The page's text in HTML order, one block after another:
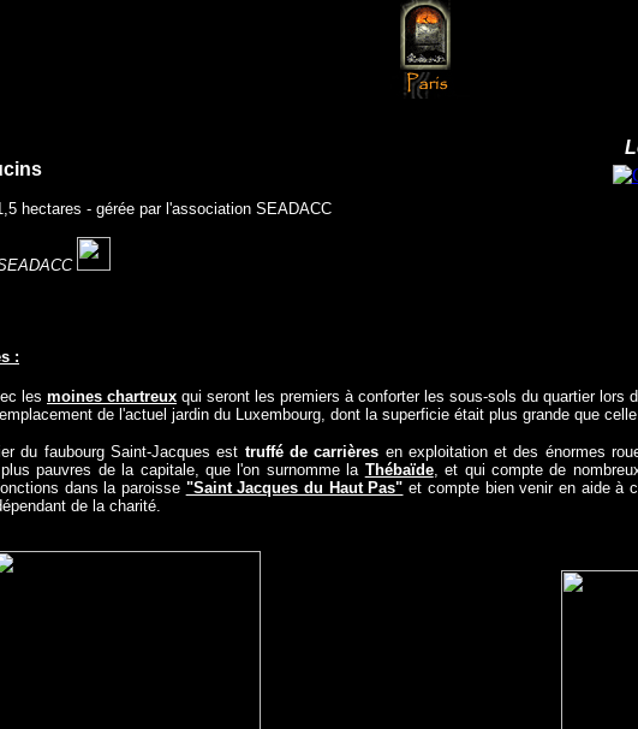
hectares - gérée par l'association SEADACC
:
les moines chartreux qui seront les premiers à conforter les sous-sols du quartier lors
de l'actuel jardin du Luxembourg, dont la superficie était plus grande que
du faubourg Saint-Jacques est truffé de carrières en exploitation et des énormes
pauvres de la capitale, que l'on surnomme la Thébaïde, et qui compte de
dans la paroisse "Saint Jacques du Haut Pas" et compte bien venir en aide à
de la charité.